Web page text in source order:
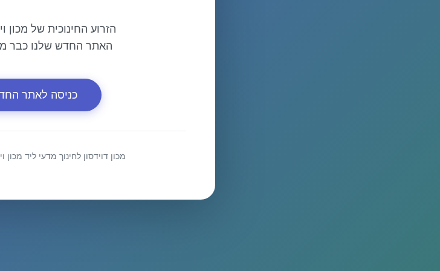
הזרוע החינוכית של מכון
האתר החדש שלנו כבר
כניסה לאתר
מכון דוידסון לחינוך מדעי ליד